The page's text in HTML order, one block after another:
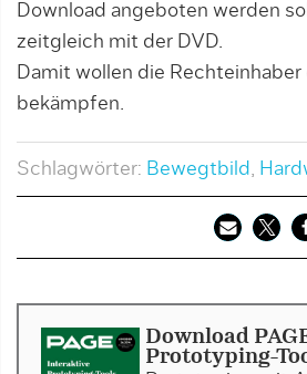
Download angeboten werden
zeitgleich mit der DVD.
Damit wollen die Rechteinhaber
bekämpfen.
Schlagwörter: Bewegtbild,
Download
Prototyping-